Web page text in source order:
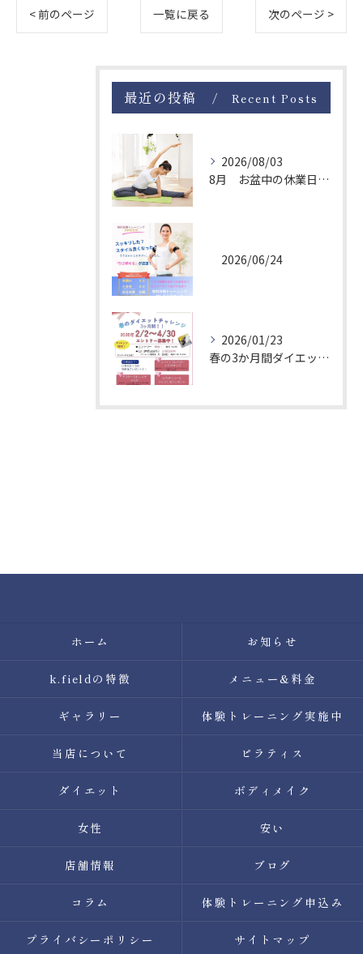
< 前のページ 一覧に戻る 次のページ >
最近の投稿 Recent Posts
2026/08/03
8月 お盆中の休業日について
2026/06/24
2026/01/23
春の3か月間ダイエットチャレンジ！エントリー募集中
ホーム お知らせ
k.fieldの特徴 メニュー&料金
ギャラリー 体験トレーニング実施中
当店について ピラティス
ダイエット ボディメイク
女性 安い
店舗情報 ブログ
コラム 体験トレーニング申込み
プライバシーポリシー サイトマップ
お問い合わせはこちら